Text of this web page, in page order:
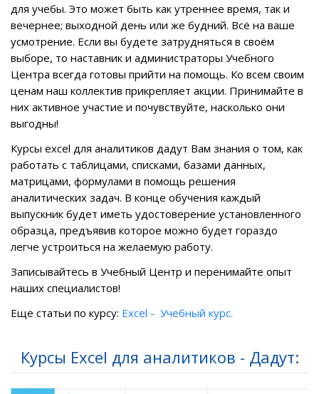
для учебы. Это может быть как утреннее время, так и
вечернее; выходной день или же будний. Всё на ваше
усмотрение. Если вы будете затрудняться в своём
выборе, то наставник и администраторы Учебного
Центра всегда готовы прийти на помощь. Ко всем своим
ценам наш коллектив прикрепляет акции. Принимайте в
них активное участие и почувствуйте, насколько они
выгодны!
Курсы excel для аналитиков дадут Вам знания о том, как
работать с таблицами, списками, базами данных,
матрицами, формулами в помощь решения
аналитических задач. В конце обучения каждый
выпускник будет иметь удостоверение установленного
образца, предъявив которое можно будет гораздо
легче устроиться на желаемую работу.
Записывайтесь в Учебный Центр и перенимайте опыт
наших специалистов!
Еще статьи по курсу: Excel - Учебный курс.
Курсы Excel для аналитиков - Дадут: